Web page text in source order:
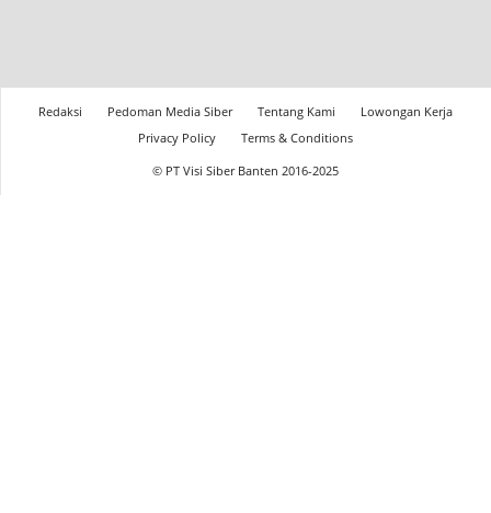
Redaksi Pedoman Media Siber Tentang Kami
Lowongan Kerja
Privacy Policy
Terms & Conditions
© PT Visi Siber Banten 2016-2025